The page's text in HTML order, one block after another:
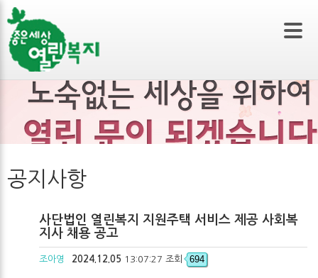
본문 바로가기
공지사항
사단법인 열린복지 지원주택 서비스 제공 사회복
지사 채용 공고
조아영 2024.12.05 13:07:27 조회 694